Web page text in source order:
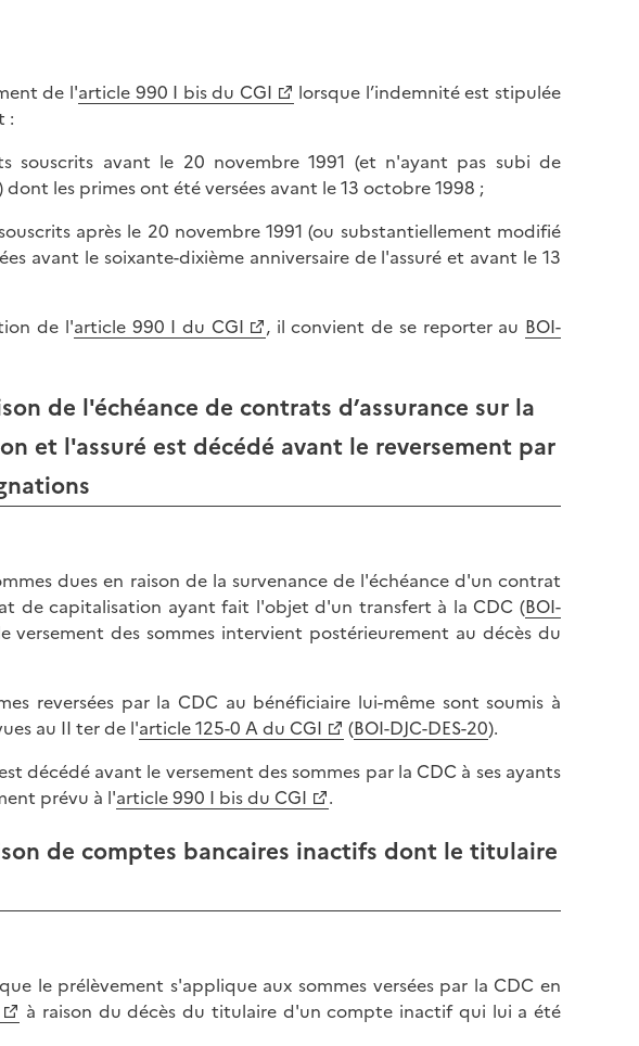
de l'article 990 I bis du CGI
lorsque l’indemnité est stipulée
:
souscrits avant le 20 novembre 1991 (et n'ayant pas subi de
les primes ont été versées avant le 13 octobre 1998 ;
après le 20 novembre 1991 (ou substantiellement modifié
avant le soixante-dixième anniversaire de l'assuré et avant le 13
de l'article 990 I du CGI , il convient de se reporter au BOI-
de l'échéance de contrats d’assurance sur la
et l'assuré est décédé avant le reversement par
dues en raison de la survenance de l'échéance d'un contrat
de capitalisation ayant fait l'objet d'un transfert à la CDC (BOI-
versement des sommes intervient postérieurement au décès du
reversées par la CDC au bénéficiaire lui-même sont soumis à
au II ter de l'article 125-0 A du CGI (BOI-DJC-DES-20).
décédé avant le versement des sommes par la CDC à ses ayants
prévu à l'article 990 I bis du CGI .
de comptes bancaires inactifs dont le titulaire
le prélèvement s'applique aux sommes versées par la CDC en
à raison du décès du titulaire d'un compte inactif qui lui a été